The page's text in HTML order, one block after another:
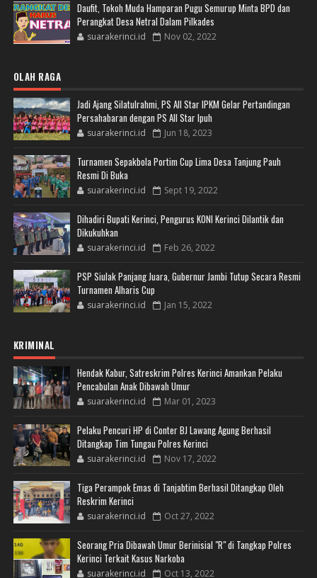
Daufit, Tokoh Muda Hamparan Pugu Semurup Minta BPD dan
Perangkat Desa Netral Dalam Pilkades
suarakerinci.id Nov 02, 2022
OLAH RAGA
Jadi Ajang Silatulrahmi, PS All Star IPKM Gelar Pertandingan
Persahabaran dengan PS All Star Ipuh
suarakerinci.id Jun 18, 2023
Turnamen Sepakbola Portim Cup Lima Desa Tanjung Pauh
Resmi Di Buka
suarakerinci.id Sept 19, 2022
Dihadiri Bupati Kerinci, Pengurus KONI Kerinci Dilantik dan
Dikukuhkan
suarakerinci.id Feb 26, 2022
PSP Siulak Panjang Juara, Gubernur Jambi Tutup Secara Resmi
Turnamen Alharis Cup
suarakerinci.id Jan 15, 2022
KRIMINAL
Hendak Kabur, Satreskrim Polres Kerinci Amankan Pelaku
Pencabulan Anak Dibawah Umur
suarakerinci.id Mar 01, 2023
Pelaku Pencuri HP di Conter BJ Lawang Agung Berhasil
Ditangkap Tim Tungau Polres Kerinci
suarakerinci.id Nov 17, 2022
Tiga Perampok Emas di Tanjabtim Berhasil Ditangkap Oleh
Reskrim Kerinci
suarakerinci.id Oct 27, 2022
Seorang Pria Dibawah Umur Berinisial "R" di Tangkap Polres
Kerinci Terkait Kasus Narkoba
suarakerinci.id Oct 13, 2022